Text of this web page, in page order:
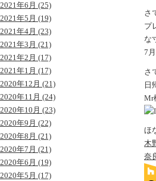
さ
プ
な
7
さ
日
Mr
ほ
木
奈
2021年6月 (25)
2021年5月 (19)
2021年4月 (23)
2021年3月 (21)
2021年2月 (17)
2021年1月 (17)
2020年12月 (21)
2020年11月 (24)
2020年10月 (23)
2020年9月 (22)
2020年8月 (21)
2020年7月 (21)
2020年6月 (19)
2020年5月 (17)